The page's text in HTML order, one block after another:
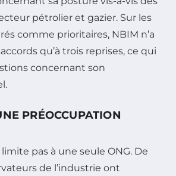
pétrolier et gazier. Sur les
comme prioritaires, NBIM n’a
qu’à trois reprises, ce qui
concernant son
PRÉOCCUPATION
pas à une seule ONG. De
de l’industrie ont